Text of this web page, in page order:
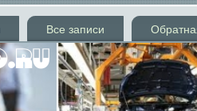
Все записи